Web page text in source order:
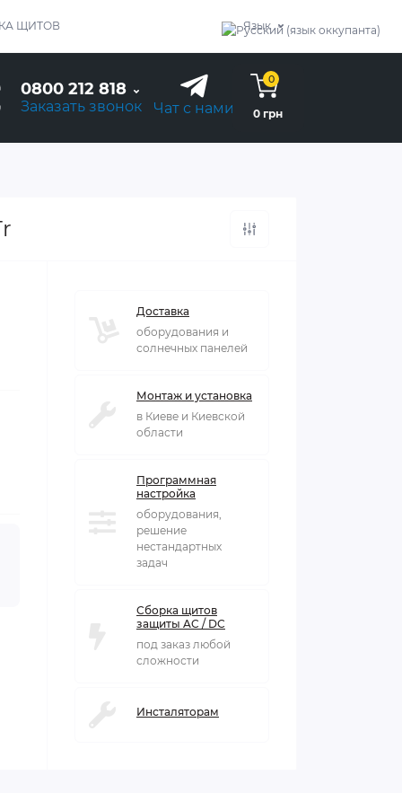
ЩИТОВ Язык
0800 212 818
Заказать звонок Чат с нами
0
0 грн
Доставка
оборудования и
солнечных панелей
Монтаж и установка
в Киеве и Киевской
области
Программная
настройка
оборудования,
решение
нестандартных
задач
Сборка щитов
защиты AC / DC
под заказ любой
сложности
Инсталяторам